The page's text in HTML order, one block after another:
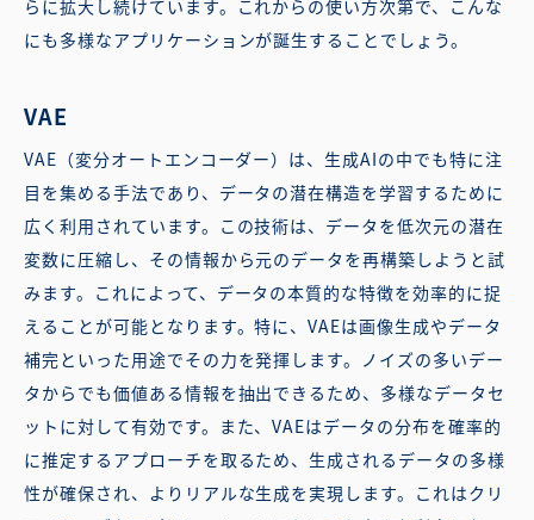
らに拡大し続けています。これからの使い方次第で、こんな
にも多様なアプリケーションが誕生することでしょう。
VAE
VAE（変分オートエンコーダー）は、生成AIの中でも特に注
目を集める手法であり、データの潜在構造を学習するために
広く利用されています。この技術は、データを低次元の潜在
変数に圧縮し、その情報から元のデータを再構築しようと試
みます。これによって、データの本質的な特徴を効率的に捉
えることが可能となります。特に、VAEは画像生成やデータ
補完といった用途でその力を発揮します。ノイズの多いデー
タからでも価値ある情報を抽出できるため、多様なデータセ
ットに対して有効です。また、VAEはデータの分布を確率的
に推定するアプローチを取るため、生成されるデータの多様
性が確保され、よりリアルな生成を実現します。これはクリ